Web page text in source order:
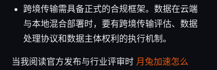
跨境传输需具备正式的合规框架。数据在云端
与本地混合部署时，要有跨境传输评估、数据
处理协议和数据主体权利的执行机制。
当我阅读官方发布与行业评审时 月兔加速怎么